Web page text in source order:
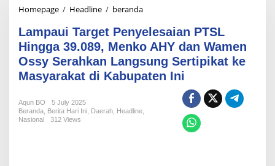
Homepage / Headline / beranda
m
p
u
i
r
Lampaui Target Penyelesaian PTSL
Hingga 39.089, Menko AHY dan Wamen
Ossy Serahkan Langsung Sertipikat ke
Masyarakat di Kabupaten Ini
Aqun BO
5 July 2025
Beranda Berita Hari Ini Daerah Headline
Nasional
312 Views